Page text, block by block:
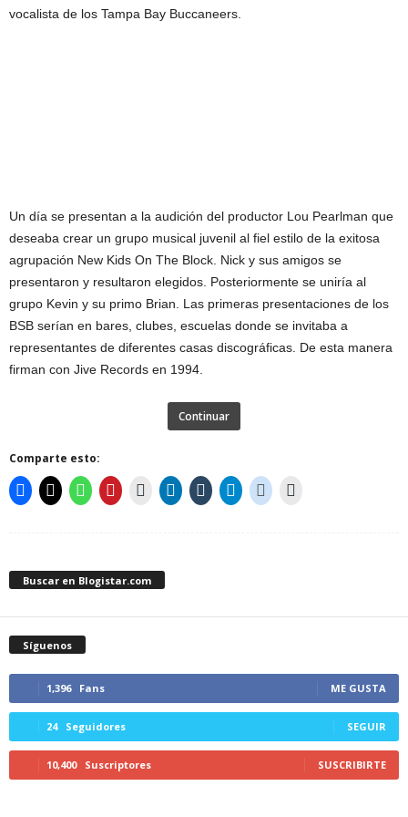
vocalista de los Tampa Bay Buccaneers.
Un día se presentan a la audición del productor Lou Pearlman que
deseaba crear un grupo musical juvenil al fiel estilo de la exitosa
agrupación New Kids On The Block. Nick y sus amigos se
presentaron y resultaron elegidos. Posteriormente se uniría al
grupo Kevin y su primo Brian. Las primeras presentaciones de los
BSB serían en bares, clubes, escuelas donde se invitaba a
representantes de diferentes casas discográficas. De esta manera
firman con Jive Records en 1994.
Continuar
Comparte esto:
Buscar en Blogistar.com
Síguenos
1,396 Fans ME GUSTA
24 Seguidores SEGUIR
10,400 Suscriptores SUSCRIBIRTE